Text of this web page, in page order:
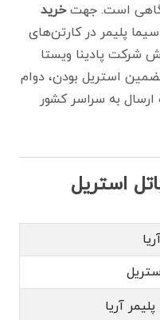
است. جهتخرید
سیما پلیمر در کارتن‌های
فروش شرکت پادینا ویستا
استریل بودن، دوام
ارسال به سراسر کشور
استریل
آریا